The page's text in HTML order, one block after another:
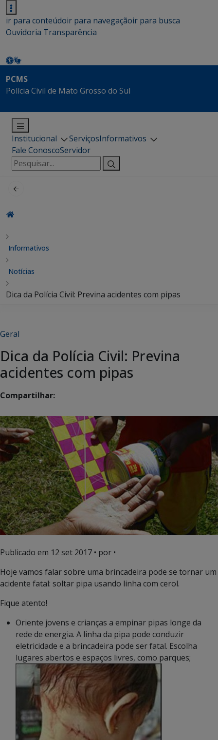
ir para conteúdoir para navegaçãoir para busca
Ouvidoria Transparência
PCMS
Polícia Civil de Mato Grosso do Sul
Institucional ServiçosInformativos
Fale ConoscoServidor
Pesquisar
por:
Informativos
Notícias
Dica da Polícia Civil: Previna acidentes com pipas
Geral
Dica da Polícia Civil: Previna
acidentes com pipas
Compartilhar:
Publicado em 12 set 2017 • por •
Hoje vamos falar sobre uma brincadeira pode se tornar um
acidente fatal: soltar pipa usando linha com cerol.
Fique atento!
Oriente jovens e crianças a empinar pipas longe da
rede de energia. A linha da pipa pode conduzir
eletricidade e a brincadeira pode ser fatal. Escolha
lugares abertos e espaços livres, como parques;